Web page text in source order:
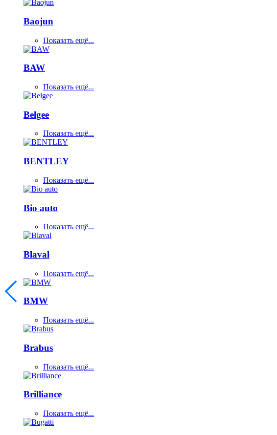
Baojun
Показать ещё...
BAW
Показать ещё...
Belgee
Показать ещё...
BENTLEY
Показать ещё...
Bio auto
Показать ещё...
Blaval
Показать ещё...
BMW
Показать ещё...
Brabus
Показать ещё...
Brilliance
Показать ещё...